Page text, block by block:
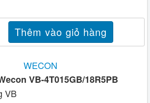
WECON
VB-4T015GB/18R5PB
VB